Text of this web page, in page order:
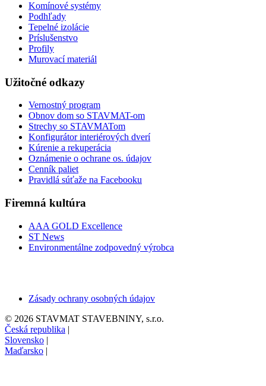
Komínové systémy
Podhľady
Tepelné izolácie
Príslušenstvo
Profily
Murovací materiál
Užitočné odkazy
Vernostný program
Obnov dom so STAVMAT-om
Strechy so STAVMATom
Konfigurátor interiérových dverí
Kúrenie a rekuperácia
Oznámenie o ochrane os. údajov
Cenník paliet
Pravidlá súťaže na Facebooku
Firemná kultúra
AAA GOLD Excellence
ST News
Environmentálne zodpovedný výrobca
Zásady ochrany osobných údajov
© 2026 STAVMAT STAVEBNINY, s.r.o.
Česká republika |
Slovensko |
Maďarsko |